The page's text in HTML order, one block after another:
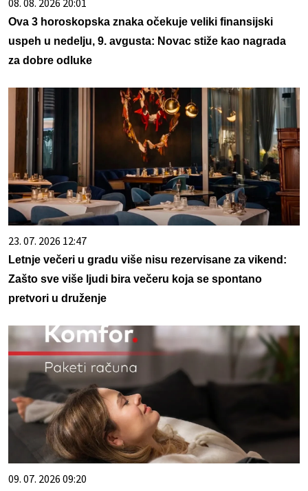
08. 08. 2026 20:01
Ova 3 horoskopska znaka očekuje veliki finansijski
uspeh u nedelju, 9. avgusta: Novac stiže kao nagrada
za dobre odluke
23. 07. 2026 12:47
Letnje večeri u gradu više nisu rezervisane za vikend:
Zašto sve više ljudi bira večeru koja se spontano
pretvori u druženje
09. 07. 2026 09:20